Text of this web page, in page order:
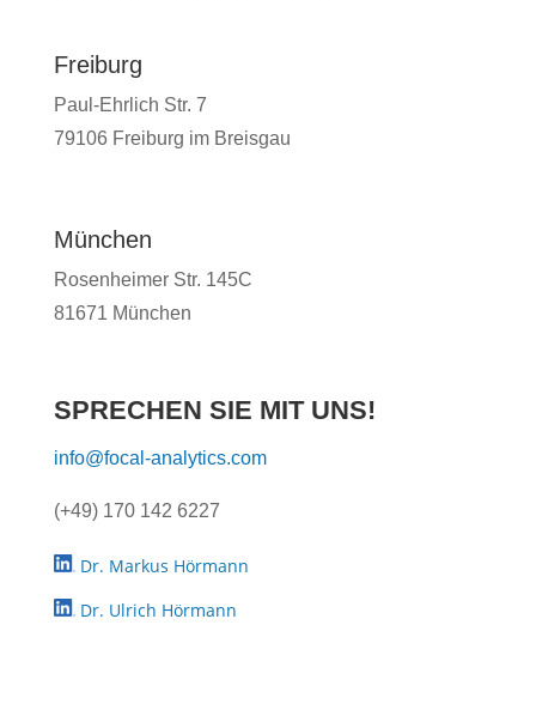
Freiburg
Paul-Ehrlich Str. 7
79106 Freiburg im Breisgau
München
Rosenheimer Str. 145C
81671 München
SPRECHEN SIE MIT UNS!
info@focal-analytics.com
(+49) 170 142 6227
Dr. Markus Hörmann
Dr. Ulrich Hörmann